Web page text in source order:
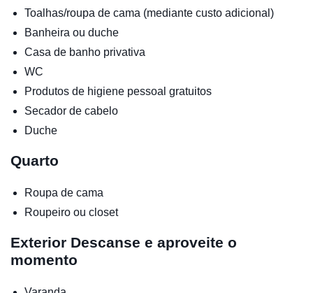
Toalhas/roupa de cama (mediante custo adicional)
Banheira ou duche
Casa de banho privativa
WC
Produtos de higiene pessoal gratuitos
Secador de cabelo
Duche
Quarto
Roupa de cama
Roupeiro ou closet
Exterior Descanse e aproveite o
momento